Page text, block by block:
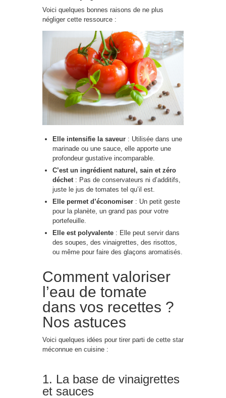
Voici quelques bonnes raisons de ne plus
négliger cette ressource :
Elle intensifie la saveur : Utilisée dans une
marinade ou une sauce, elle apporte une
profondeur gustative incomparable.
C’est un ingrédient naturel, sain et zéro
déchet : Pas de conservateurs ni d’additifs,
juste le jus de tomates tel qu’il est.
Elle permet d’économiser : Un petit geste
pour la planète, un grand pas pour votre
portefeuille.
Elle est polyvalente : Elle peut servir dans
des soupes, des vinaigrettes, des risottos,
ou même pour faire des glaçons aromatisés.
Comment valoriser
l’eau de tomate
dans vos recettes ?
Nos astuces
Voici quelques idées pour tirer parti de cette star
méconnue en cuisine :
1. La base de vinaigrettes
et sauces